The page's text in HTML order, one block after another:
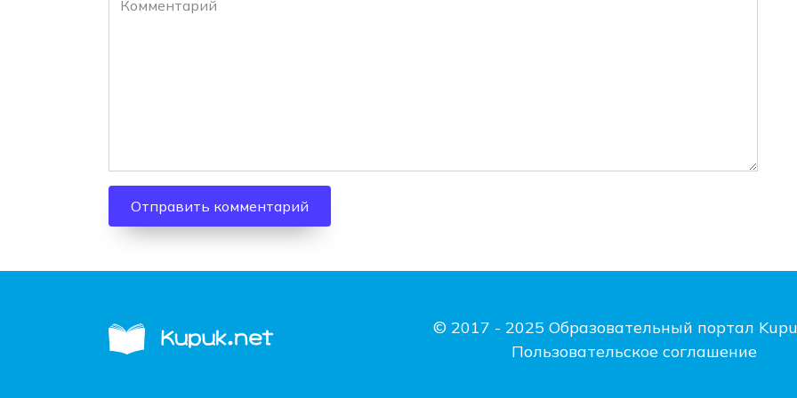
© 2017 - 2025 Образовательный портал
Пользовательское соглашение